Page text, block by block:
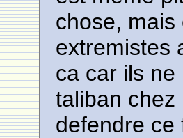
chose,
extremistes
ca car ils
taliban chez
defendre ce